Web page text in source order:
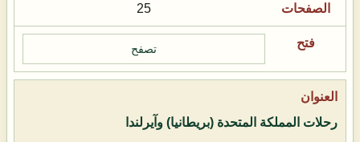
25
تصفح
رحلات المملكة المتحدة (بريطانيا) وآيرلندا